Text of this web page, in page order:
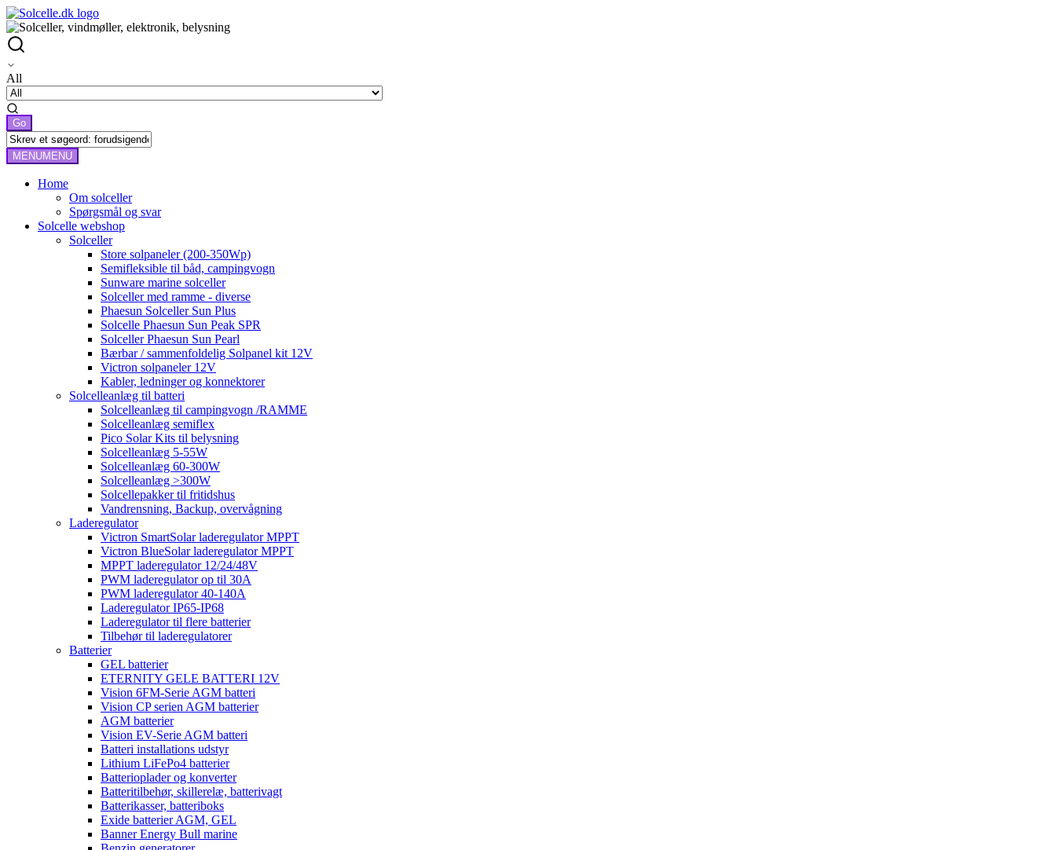
All
MENUMENU
Home
Om solceller
Spørgsmål og svar
Solcelle webshop
Solceller
Store solpaneler (200-350Wp)
Semifleksible til båd, campingvogn
Sunware marine solceller
Solceller med ramme - diverse
Phaesun Solceller Sun Plus
Solcelle Phaesun Sun Peak SPR
Solceller Phaesun Sun Pearl
Bærbar / sammenfoldelig Solpanel kit 12V
Victron solpaneler 12V
Kabler, ledninger og konnektorer
Solcelleanlæg til batteri
Solcelleanlæg til campingvogn /RAMME
Solcelleanlæg semiflex
Pico Solar Kits til belysning
Solcelleanlæg 5-55W
Solcelleanlæg 60-300W
Solcelleanlæg >300W
Solcellepakker til fritidshus
Vandrensning, Backup, overvågning
Laderegulator
Victron SmartSolar laderegulator MPPT
Victron BlueSolar laderegulator MPPT
MPPT laderegulator 12/24/48V
PWM laderegulator op til 30A
PWM laderegulator 40-140A
Laderegulator IP65-IP68
Laderegulator til flere batterier
Tilbehør til laderegulatorer
Batterier
GEL batterier
ETERNITY GELE BATTERI 12V
Vision 6FM-Serie AGM batteri
Vision CP serien AGM batterier
AGM batterier
Vision EV-Serie AGM batteri
Batteri installations udstyr
Lithium LiFePo4 batterier
Batterioplader og konverter
Batteritilbehør, skillerelæ, batterivagt
Batterikasser, batteriboks
Exide batterier AGM, GEL
Banner Energy Bull marine